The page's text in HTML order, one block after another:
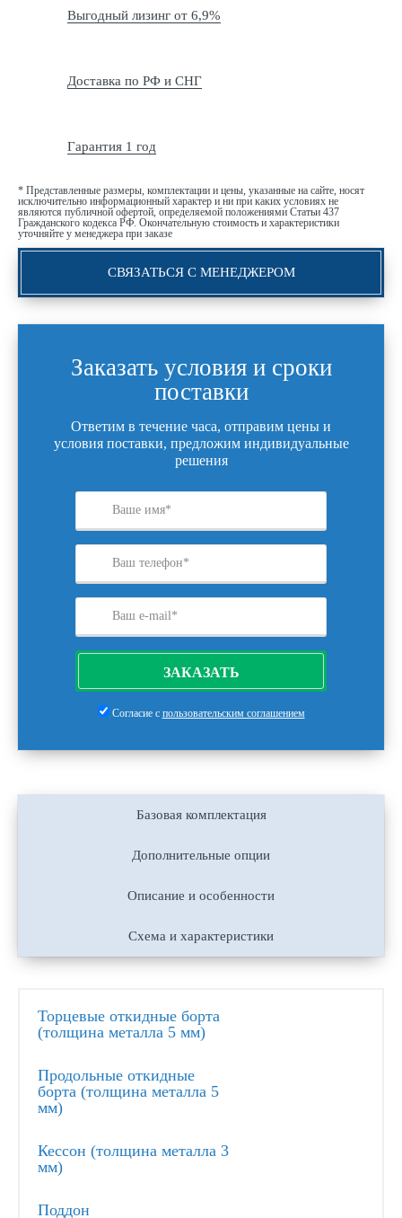
Выгодный лизинг от 6,9%
Доставка по РФ и СНГ
Гарантия 1 год
* Представленные размеры, комплектации и цены, указанные на сайте, носят
исключительно информационный характер и ни при каких условиях не
являются публичной офертой, определяемой положениями Статьи 437
Гражданского кодекса РФ. Окончательную стоимость и характеристики
уточняйте у менеджера при заказе
СВЯЗАТЬСЯ С МЕНЕДЖЕРОМ
Заказать условия и сроки
поставки
Ответим в течение часа, отправим цены и
условия поставки, предложим индивидуальные
решения
ЗАКАЗАТЬ
Согласие с пользовательским соглашением
Базовая комплектация
Дополнительные опции
Описание и особенности
Схема и характеристики
Торцевые откидные борта
(толщина металла 5 мм)
Продольные откидные
борта (толщина металла 5
мм)
Кессон (толщина металла 3
мм)
Поддон